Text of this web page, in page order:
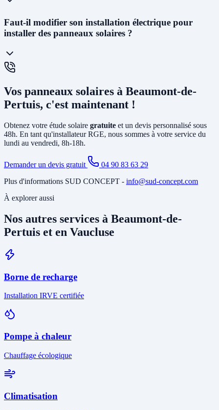
Enautoconsommation totale, toute l'énergie produite est
consommée ou stockée dans une batterie - aucune injection sur le
réseau. En autoconsommation avec vente du surplus
(environ 6 à 13 cts€/kWh selon la puissance). La vente en totalité
(sans consommer) est également possible. Nous vous conseillons la
solution la plus rentable selon votre profil de consommation.
Faut-il modifier son installation électrique pour
installer des panneaux solaires ?
En général, non. L'installation photovoltaïque nécessite
existant et le tirage de câbles DC depuis la toiture. Si votre tableau
est ancien ou sous-dimensionné, une mise à jour partielle peut être
nécessaire. Notre étude gratuite à Beaumont-de-Pertuis identifie tous
Vos panneaux solaires à Beaumont-de-
Pertuis, c'est maintenant !
Obtenez votre étude solaire gratuite et un devis personnalisé sous
48h. En tant qu'installateur RGE, nous sommes à votre service du
lundi au vendredi, 8h-18h.
Demander un devis gratuit
04 90 83 63 29
Plus d'informations SUD CONCEPT - info@sud-concept.com
À explorer aussi
Nos autres services à Beaumont-de-
Pertuis et en Vaucluse
Borne de recharge
Installation IRVE certifiée
Pompe à chaleur
Chauffage écologique
Climatisation